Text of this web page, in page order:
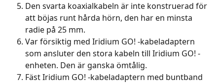
Den svarta koaxialkabeln är inte konstruerad för
att böjas runt hårda hörn, den har en minsta
radie på 25 mm.
Var försiktig med Iridium GO! -kabeladaptern
som ansluter den stora kabeln till Iridium GO! -
enheten. Den är ganska ömtålig.
Fäst Iridium GO! -kabeladaptern med buntband